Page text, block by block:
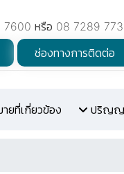
7600 หรือ 08 7289
ช่องทางการติดต่อ
ยที่เกี่ยวข้อง ปริญญ